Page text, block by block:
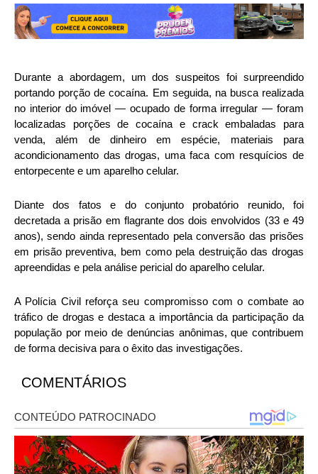
Durante a abordagem, um dos suspeitos foi surpreendido
portando porção de cocaína. Em seguida, na busca realizada
no interior do imóvel — ocupado de forma irregular — foram
localizadas porções de cocaína e crack embaladas para
venda, além de dinheiro em espécie, materiais para
acondicionamento das drogas, uma faca com resquícios de
entorpecente e um aparelho celular.
Diante dos fatos e do conjunto probatório reunido, foi
decretada a prisão em flagrante dos dois envolvidos (33 e 49
anos), sendo ainda representado pela conversão das prisões
em prisão preventiva, bem como pela destruição das drogas
apreendidas e pela análise pericial do aparelho celular.
A Polícia Civil reforça seu compromisso com o combate ao
tráfico de drogas e destaca a importância da participação da
população por meio de denúncias anônimas, que contribuem
de forma decisiva para o êxito das investigações.
COMENTÁRIOS